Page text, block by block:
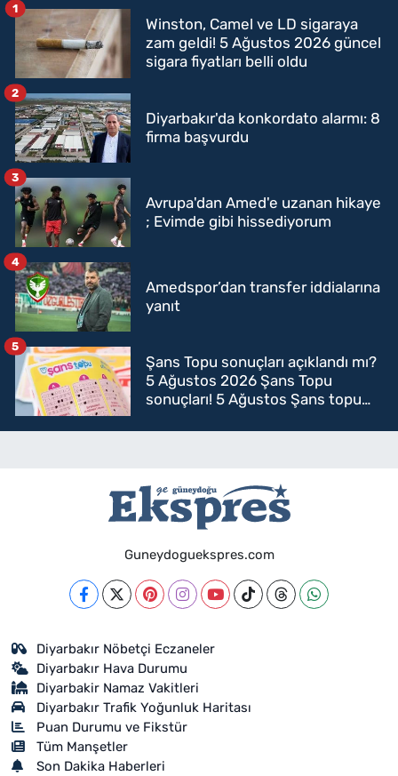
Winston, Camel ve LD sigaraya
zam geldi! 5 Ağustos 2026 güncel
sigara fiyatları belli oldu
1
Diyarbakır'da konkordato alarmı: 8
firma başvurdu
2
Avrupa'dan Amed'e uzanan hikaye
; Evimde gibi hissediyorum
3
Amedspor’dan transfer iddialarına
yanıt
4
Şans Topu sonuçları açıklandı mı?
5 Ağustos 2026 Şans Topu
sonuçları! 5 Ağustos Şans topu
5
Guneydoguekspres.com
Diyarbakır Nöbetçi Eczaneler
Diyarbakır Hava Durumu
Diyarbakir Namaz Vakitleri
Diyarbakır Trafik Yoğunluk Haritası
Puan Durumu ve Fikstür
Tüm Manşetler
Son Dakika Haberleri